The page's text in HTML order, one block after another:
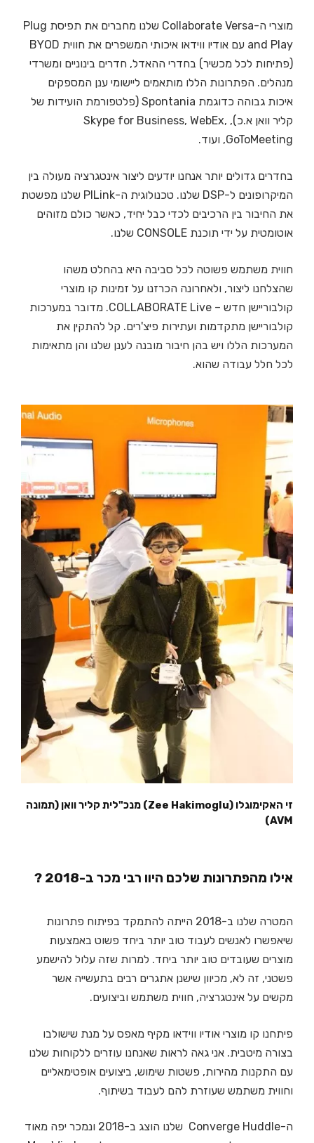
מוצרי ה-Collaborate Versa שלנו מחברים את תפיסת Plug
and Play עם אודיו ווידאו איכותי המשפרים את חווית BYOD
(פתיחות לכל מכשיר) בחדרי ההאדל, חדרים בינוניים ומשרדי
מנהלים. הפתרונות הללו מותאמים ליישומי ענן המספקים
איכות גבוהה כדוגמת Spontania (פלטפורמת הועידות של
קליר וואן א.כ), Skype for Business, WebEx,
GoToMeeting, ועוד.
בחדרים גדולים יותר אנחנו יודעים ליצור אינטגרציה מעולה בין
המיקרופונים ל-DSP שלנו. טכנולוגית ה-PlLink שלנו מפשטת
את החיבור בין הרכיבים לכדי כבל יחיד, כאשר כולם מזוהים
אוטומטית על ידי תוכנת CONSOLE שלנו.
חווית משתמש פשוטה לכל סביבה היא בהחלט משהו
שהצלחנו ליצור, ולאחרונה הכרזנו על זמינות קו מוצרי
קולבוריישן חדש – COLLABORATE Live. מדובר במערכות
קולבוריישן מתקדמות ועתירות פיצ'רים. קל להתקין את
המערכות הללו ויש בהן חיבור מובנה לענן שלנו והן מתאימות
לכל חלל עבודה שהוא.
זי האקימוגלו (Zee Hakimoglu) מנכ"לית קליר וואן (תמונה
AVM)
אילו מהפתרונות שלכם היוו רבי מכר ב-2018 ?
המטרה שלנו ב-2018 הייתה להתמקד בפיתוח פתרונות
שיאפשרו לאנשים לעבוד טוב יותר ביחד פשוט באמצעות
מוצרים שעובדים טוב יותר ביחד. למרות שזה עלול להישמע
פשטני, זה לא, מכיוון שישנן אתגרים רבים בתעשייה אשר
מקשים על אינטגרציה, חווית משתמש וביצועים.
פיתחנו קו מוצרי אודיו ווידאו מקיף מאפס על מנת שישולבו
בצורה מיטבית. אני גאה לראות שאנחנו עוזרים ללקוחות שלנו
עם התקנות מהירות, פשטות שימוש, ביצועים אופטימאליים
וחווית משתמש שעוזרת להם לעבוד בשיתוף.
ה-Converge Huddle שלנו הוצג ב-2018 ונמכר יפה מאוד